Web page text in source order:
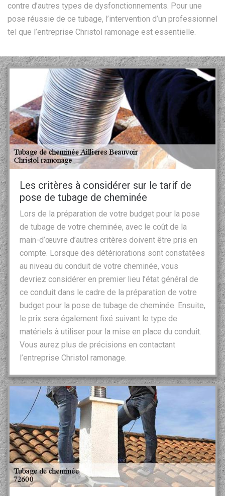
contre d’autres types de dysfonctionnements. Pour une
pose réussie de ce tubage, l’intervention d’un professionnel
tel que l’entreprise Christol ramonage est essentielle.
Les critères à considérer sur le tarif de
pose de tubage de cheminée
Lors de la préparation de votre budget pour la pose
de tubage de votre cheminée, avec le coût de la
main-d’œuvre d’autres critères doivent être pris en
compte. Lorsque des détériorations sont constatées
au niveau du conduit de votre cheminée, vous
devriez considérer en premier lieu l’état général de
ce conduit dans le cadre de la préparation de votre
budget pour la pose de tubage de cheminée. Ensuite,
le prix sera également fixé suivant le type de
matériels à utiliser pour la mise en place du conduit.
Vous aurez plus de précisions en contactant
l’entreprise Christol ramonage.